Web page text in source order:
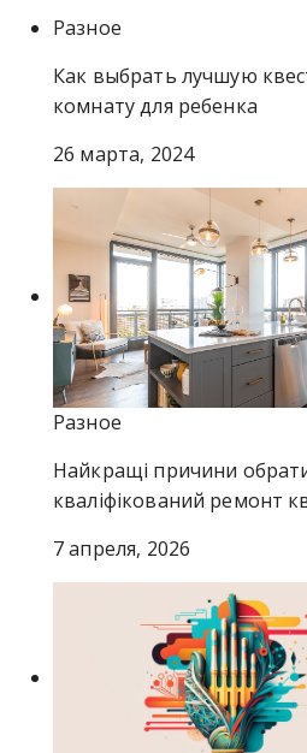
Разное
Как выбрать лучшую
комнату для ребенка
26 марта, 2024
Разное
Найкращі причини
кваліфікований ремонт
7 апреля, 2026